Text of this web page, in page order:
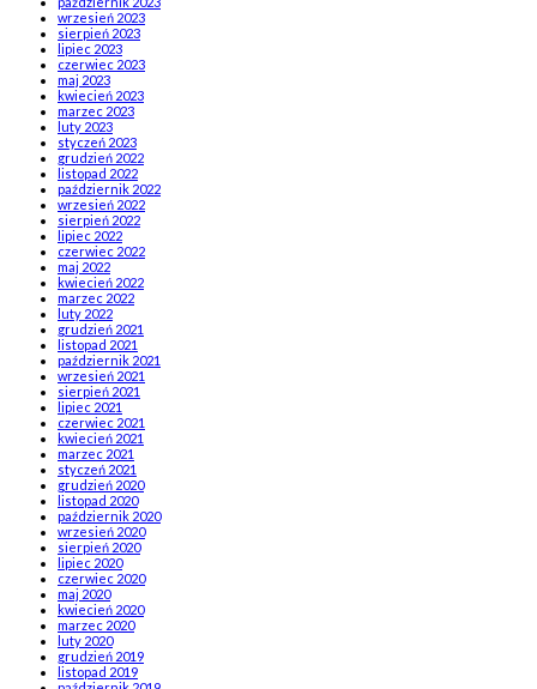
wrzesień 2023
sierpień 2023
lipiec 2023
czerwiec 2023
maj 2023
kwiecień 2023
marzec 2023
luty 2023
styczeń 2023
grudzień 2022
listopad 2022
październik 2022
wrzesień 2022
sierpień 2022
lipiec 2022
czerwiec 2022
maj 2022
kwiecień 2022
marzec 2022
luty 2022
grudzień 2021
listopad 2021
październik 2021
wrzesień 2021
sierpień 2021
lipiec 2021
czerwiec 2021
kwiecień 2021
marzec 2021
styczeń 2021
grudzień 2020
listopad 2020
październik 2020
wrzesień 2020
sierpień 2020
lipiec 2020
czerwiec 2020
maj 2020
kwiecień 2020
marzec 2020
luty 2020
grudzień 2019
listopad 2019